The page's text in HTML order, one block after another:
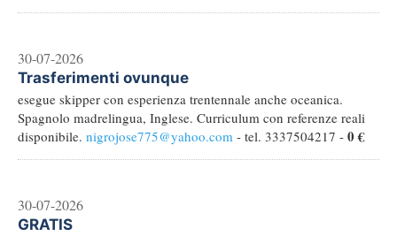
30-07-2026
Trasferimenti ovunque
esegue skipper con esperienza trentennale anche oceanica.
Spagnolo madrelingua, Inglese. Curriculum con referenze reali
disponibile. nigrojose775@yahoo.com - tel. 3337504217 - 0 €
30-07-2026
GRATIS